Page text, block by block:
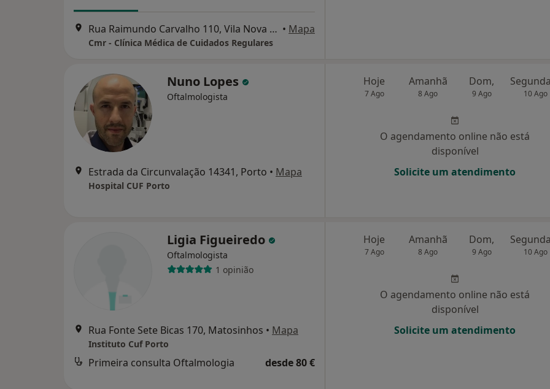
Rua Raimundo Carvalho 110, Vila Nova de Gaia • Mapa
Cmr - Clínica Médica de Cuidados Regulares
Nuno Lopes
Oftalmologista
Estrada da Circunvalação 14341, Porto • Mapa
Hospital CUF Porto
Hoje
7 Ago
Amanhã
8 Ago
Dom,
9 Ago 10 Ago
O agendamento online não está
disponível
Solicite um atendimento
Ligia Figueiredo
Oftalmologista
1 opinião
Rua Fonte Sete Bicas 170, Matosinhos • Mapa
Instituto Cuf Porto
Primeira consulta Oftalmologia desde 80 €
Hoje
7 Ago
Amanhã
8 Ago
Dom,
9 Ago 10 Ago
O agendamento online não está
disponível
Solicite um atendimento